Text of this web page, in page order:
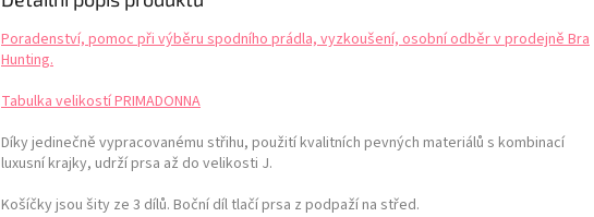
Poradenství, pomoc při výběru spodního prádla, vyzkoušení, osobní odběr v prodejně Bra
Hunting.
Tabulka velikostí PRIMADONNA
Díky jedinečně vypracovanému střihu, použití kvalitních pevných materiálů s kombinací
luxusní krajky, udrží prsa až do velikosti J.
Košíčky jsou šity ze 3 dílů. Boční díl tlačí prsa z podpaží na střed.